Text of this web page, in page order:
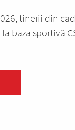
tinerii din
baza sportivă